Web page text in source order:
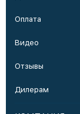
Оплата
Видео
Отзывы
Дилерам